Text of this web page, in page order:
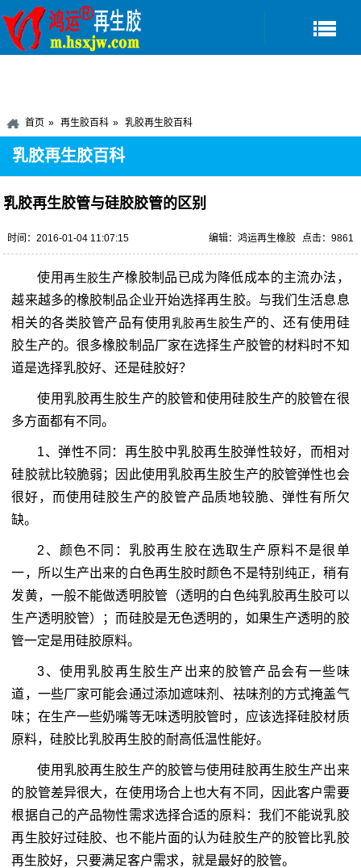
首页 再生胶百科 乳胶再生胶百科
乳胶再生胶百科
乳胶再生胶管与硅胶胶管的区别
时间：2016-01-04 11:07:15 点击：9861
编辑：鸿运再生橡胶
使用再生胶生产橡胶制品已成为降低成本的主流办法，
越来越多的橡胶制品企业开始选择再生胶。与我们生活息息
相关的各类胶管产品有使用 乳胶再生胶生产的、还有使用硅
胶生产的。很多橡胶制品厂家在选择生产胶管的材料时不知
道是选择乳胶好、还是硅胶好？
使用乳胶再生胶生产的胶管和使用硅胶生产的胶管在很
多方面都有不同。
1、弹性不同：再生胶中乳胶再生胶弹性较好，而相对
硅胶就比较脆弱；因此使用乳胶再生胶生产的胶管弹性也会
很好，而使用硅胶生产的胶管产品质地较脆、弹性有所欠
缺。
2、颜色不同：乳胶再生胶在选取生产原料不是很单
一，所以生产出来的白色再生胶时颜色不是特别纯正，稍有
发黄，一般不能做透明胶管（透明的白色纯乳胶再生胶可以
生产透明胶管）；而硅胶是无色透明的，如果生产透明的胶
管一定是用硅胶原料。
3、使用乳胶再生胶生产出来的胶管产品会有一些味
道，一些厂家可能会通过添加遮味剂、祛味剂的方式掩盖气
味；在生产一些奶嘴等无味透明胶管时，应该选择硅胶材质
原料，硅胶比乳胶再生胶的耐高低温性能好。
使用乳胶再生胶生产的胶管与使用硅胶再生胶生产出来
的胶管差异很大，在使用场合上也大有不同，因此客户需要
根据自己的产品物性需求选择合适的原料：我们不能说乳胶
再生胶好过硅胶、也不能片面的认为硅胶生产的胶管比乳胶
再生胶好，只要满足客户需求，就是最好的胶管。